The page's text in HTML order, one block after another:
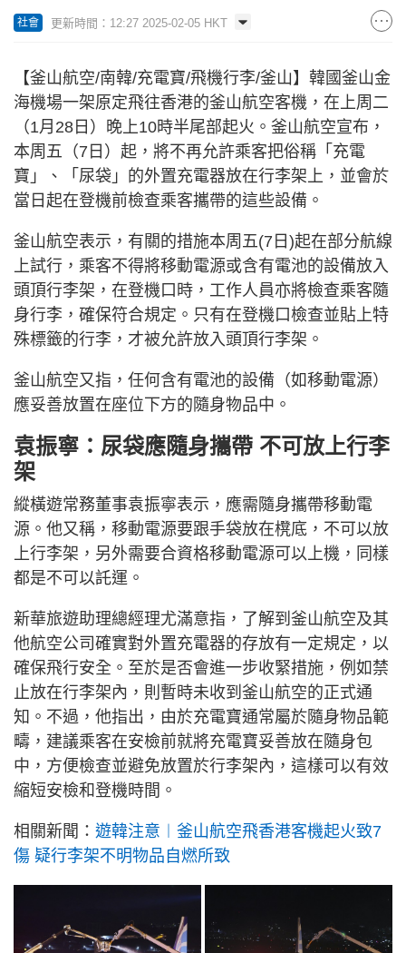
社會 更新時間：12:27 2025-02-05 HKT
【釜山航空/南韓/充電寶/飛機行李/釜山】韓國釜山金
海機場一架原定飛往香港的釜山航空客機，在上周二
（1月28日）晚上10時半尾部起火。釜山航空宣布，
本周五（7日）起，將不再允許乘客把俗稱「充電
寶」、「尿袋」的外置充電器放在行李架上，並會於
當日起在登機前檢查乘客攜帶的這些設備。
釜山航空表示，有關的措施本周五(7日)起在部分航線
上試行，乘客不得將移動電源或含有電池的設備放入
頭頂行李架，在登機口時，工作人員亦將檢查乘客隨
身行李，確保符合規定。只有在登機口檢查並貼上特
殊標籤的行李，才被允許放入頭頂行李架。
釜山航空又指，任何含有電池的設備（如移動電源）
應妥善放置在座位下方的隨身物品中。
袁振寧：尿袋應隨身攜帶 不可放上行李
架
縱橫遊常務董事袁振寧表示，應需隨身攜帶移動電
源。他又稱，移動電源要跟手袋放在櫈底，不可以放
上行李架，另外需要合資格移動電源可以上機，同樣
都是不可以託運。
新華旅遊助理總經理尤滿意指，了解到釜山航空及其
他航空公司確實對外置充電器的存放有一定規定，以
確保飛行安全。至於是否會進一步收緊措施，例如禁
止放在行李架內，則暫時未收到釜山航空的正式通
知。不過，他指出，由於充電寶通常屬於隨身物品範
疇，建議乘客在安檢前就將充電寶妥善放在隨身包
中，方便檢查並避免放置於行李架內，這樣可以有效
縮短安檢和登機時間。
相關新聞： 遊韓注意︱釜山航空飛香港客機起火致7
傷 疑行李架不明物品自燃所致